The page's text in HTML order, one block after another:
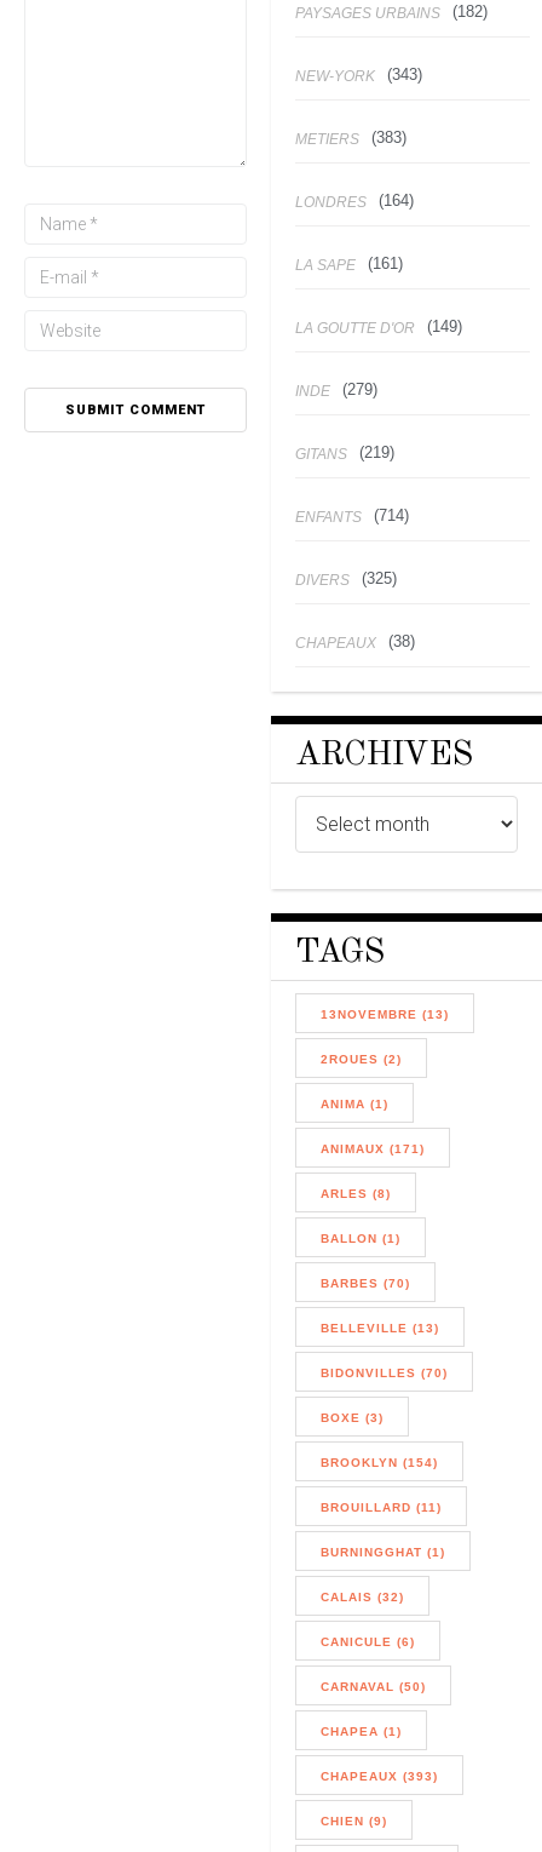
PAYSAGES URBAINS (182)
NEW-YORK (343)
METIERS (383)
LONDRES (164)
LA SAPE (161)
LA GOUTTE D'OR (149)
INDE (279)
GITANS (219)
ENFANTS (714)
DIVERS (325)
CHAPEAUX (38)
ARCHIVES
TAGS
13NOVEMBRE (13)
2ROUES (2)
ANIMA (1)
ANIMAUX (171)
ARLES (8)
BALLON (1)
BARBES (70)
BELLEVILLE (13)
BIDONVILLES (70)
BOXE (3)
BROOKLYN (154)
BROUILLARD (11)
BURNINGGHAT (1)
CALAIS (32)
CANICULE (6)
CARNAVAL (50)
CHAPEA (1)
CHAPEAUX (393)
CHIEN (9)